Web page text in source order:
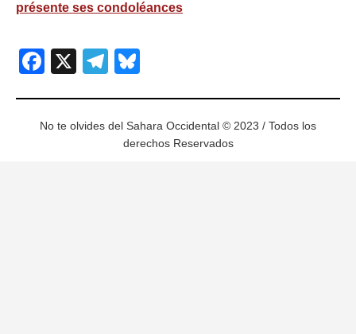
présente ses condoléances
Facebook
X Telegram
No te olvides del Sahara Occidental © 2023 / Todos los
derechos Reservados